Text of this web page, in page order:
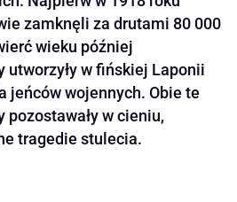
zamknęli za drutami 80 000
wieku później
utworzyły w fińskiej Laponii
jeńców wojennych. Obie te
pozostawały w cieniu,
tragedie stulecia.